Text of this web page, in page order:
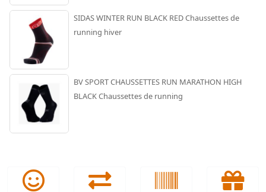
SIDAS WINTER RUN BLACK RED Chaussettes de
running hiver
BV SPORT CHAUSSETTES RUN MARATHON HIGH
BLACK Chaussettes de running